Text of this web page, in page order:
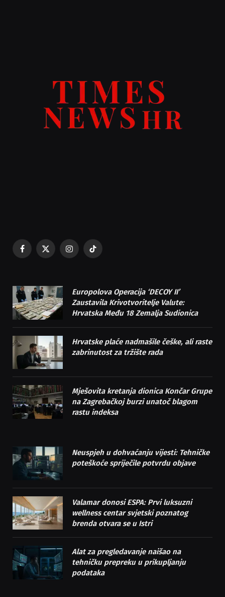
Facebook
X
InstagramTikTok
Europolova Operacija ‘DECOY II’
Zaustavila Krivotvoritelje Valute:
Hrvatska Među 18 Zemalja Sudionica
Hrvatske plaće nadmašile češke, ali raste
zabrinutost za tržište rada
Mješovita kretanja dionica Končar Grupe
na Zagrebačkoj burzi unatoč blagom
rastu indeksa
Neuspjeh u dohvaćanju vijesti: Tehničke
poteškoće spriječile potvrdu objave
Valamar donosi ESPA: Prvi luksuzni
wellness centar svjetski poznatog
brenda otvara se u Istri
Alat za pregledavanje naišao na
tehničku prepreku u prikupljanju
podataka